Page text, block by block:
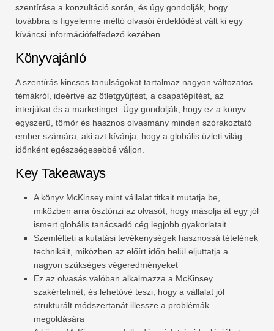
szentírása a konzultáció során, és úgy gondolják, hogy
továbbra is figyelemre méltó olvasói érdeklődést vált ki egy
kíváncsi információfelfedező kezében.
Könyvajánló
A szentírás kincses tanulságokat tartalmaz nagyon változatos
témákról, ideértve az ötletgyűjtést, a csapatépítést, az
interjúkat és a marketinget. Úgy gondolják, hogy ez a könyv
egyszerű, tömör és hasznos olvasmány minden szórakoztató
ember számára, aki azt kívánja, hogy a globális üzleti világ
időnként egészségesebbé váljon.
Key Takeaways
A könyv McKinsey mint vállalat titkait mutatja be,
miközben arra ösztönzi az olvasót, hogy másolja át egy jól
ismert globális tanácsadó cég legjobb gyakorlatait
Szemlélteti a kutatási tevékenységek hasznossá tételének
technikáit, miközben az előírt időn belül eljuttatja a
nagyon szükséges végeredményeket
Ez az olvasás valóban alkalmazza a McKinsey
szakértelmét, és lehetővé teszi, hogy a vállalat jól
strukturált módszertanát illessze a problémák
megoldására